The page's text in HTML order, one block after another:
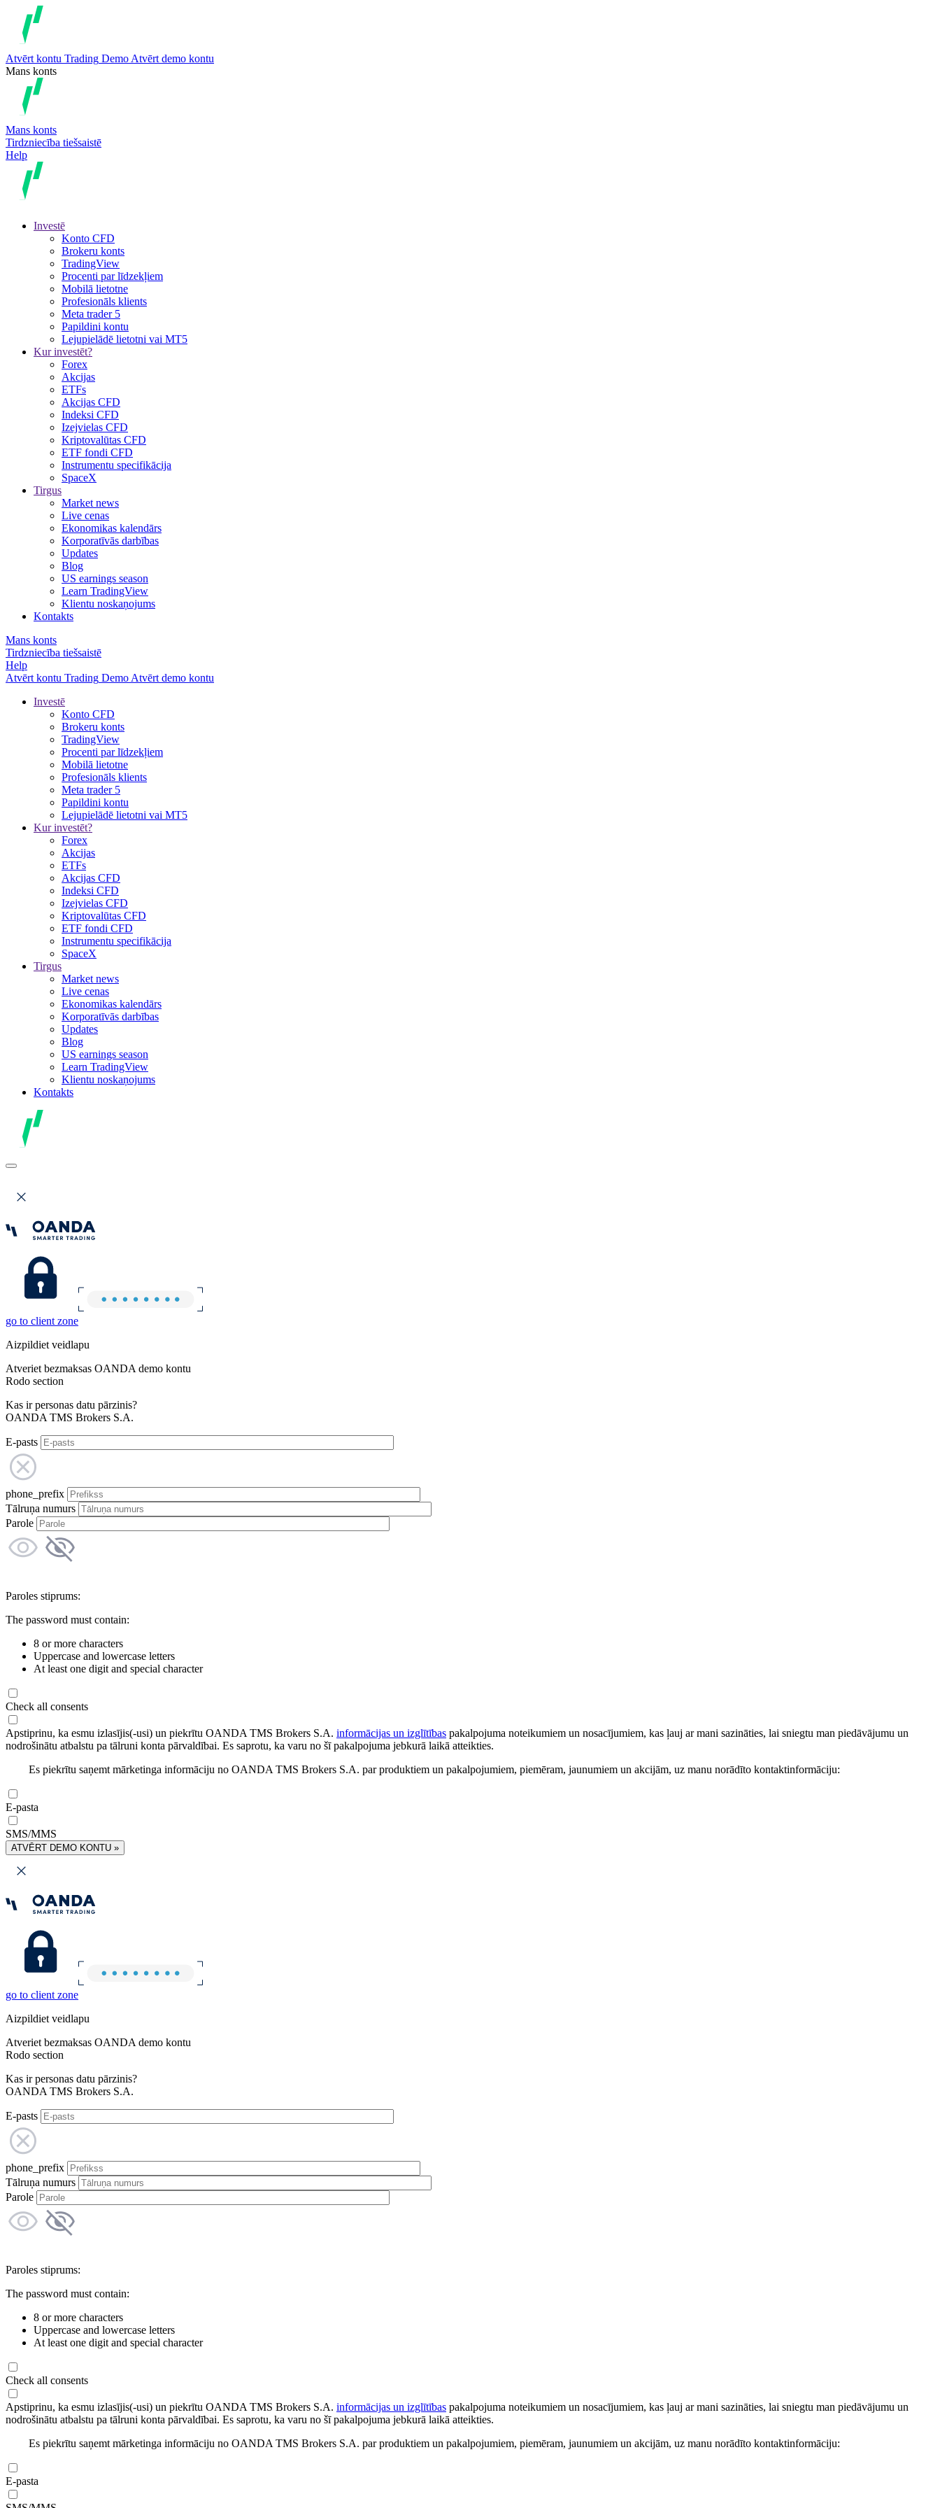
Atvērt kontu Trading Demo Atvērt demo kontu
Mans konts
Mans konts
Tirdzniecība tiešsaistē
Help
Investē
Konto CFD
Brokeru konts
TradingView
Procenti par līdzekļiem
Mobilā lietotne
Profesionāls klients
Meta trader 5
Papildini kontu
Lejupielādē lietotni vai MT5
Kur investēt?
Forex
Akcijas
ETFs
Akcijas CFD
Indeksi CFD
Izejvielas CFD
Kriptovalūtas CFD
ETF fondi CFD
Instrumentu specifikācija
SpaceX
Tirgus
Market news
Live cenas
Ekonomikas kalendārs
Korporatīvās darbības
Updates
Blog
US earnings season
Learn TradingView
Klientu noskaņojums
Kontakts
Mans konts
Tirdzniecība tiešsaistē
Help
Atvērt kontu Trading Demo Atvērt demo kontu
Investē
Konto CFD
Brokeru konts
TradingView
Procenti par līdzekļiem
Mobilā lietotne
Profesionāls klients
Meta trader 5
Papildini kontu
Lejupielādē lietotni vai MT5
Kur investēt?
Forex
Akcijas
ETFs
Akcijas CFD
Indeksi CFD
Izejvielas CFD
Kriptovalūtas CFD
ETF fondi CFD
Instrumentu specifikācija
SpaceX
Tirgus
Market news
Live cenas
Ekonomikas kalendārs
Korporatīvās darbības
Updates
Blog
US earnings season
Learn TradingView
Klientu noskaņojums
Kontakts
go to client zone
Aizpildiet veidlapu
Atveriet bezmaksas OANDA demo kontu
Rodo section
Kas ir personas datu pārzinis?
OANDA TMS Brokers S.A.
E-pasts
phone_prefix
Tālruņa numurs
Parole
Paroles stiprums:
The password must contain:
8 or more characters
Uppercase and lowercase letters
At least one digit and special character
Check all consents
Apstiprinu, ka esmu izlasījis(-usi) un piekrītu OANDA TMS Brokers S.A. informācijas un izglītības pakalpojuma noteikumiem un nosacījumiem, kas ļauj ar mani sazināties, lai sniegtu man piedāvājumu un
nodrošinātu atbalstu pa tālruni konta pārvaldībai. Es saprotu, ka varu no šī pakalpojuma jebkurā laikā atteikties.
Es piekrītu saņemt mārketinga informāciju no OANDA TMS Brokers S.A. par produktiem un pakalpojumiem, piemēram, jaunumiem un akcijām, uz manu norādīto kontaktinformāciju:
E-pasta
SMS/MMS
ATVĒRT DEMO KONTU »
go to client zone
Aizpildiet veidlapu
Atveriet bezmaksas OANDA demo kontu
Rodo section
Kas ir personas datu pārzinis?
OANDA TMS Brokers S.A.
E-pasts
phone_prefix
Tālruņa numurs
Parole
Paroles stiprums:
The password must contain:
8 or more characters
Uppercase and lowercase letters
At least one digit and special character
Check all consents
Apstiprinu, ka esmu izlasījis(-usi) un piekrītu OANDA TMS Brokers S.A. informācijas un izglītības pakalpojuma noteikumiem un nosacījumiem, kas ļauj ar mani sazināties, lai sniegtu man piedāvājumu un
nodrošinātu atbalstu pa tālruni konta pārvaldībai. Es saprotu, ka varu no šī pakalpojuma jebkurā laikā atteikties.
Es piekrītu saņemt mārketinga informāciju no OANDA TMS Brokers S.A. par produktiem un pakalpojumiem, piemēram, jaunumiem un akcijām, uz manu norādīto kontaktinformāciju:
E-pasta